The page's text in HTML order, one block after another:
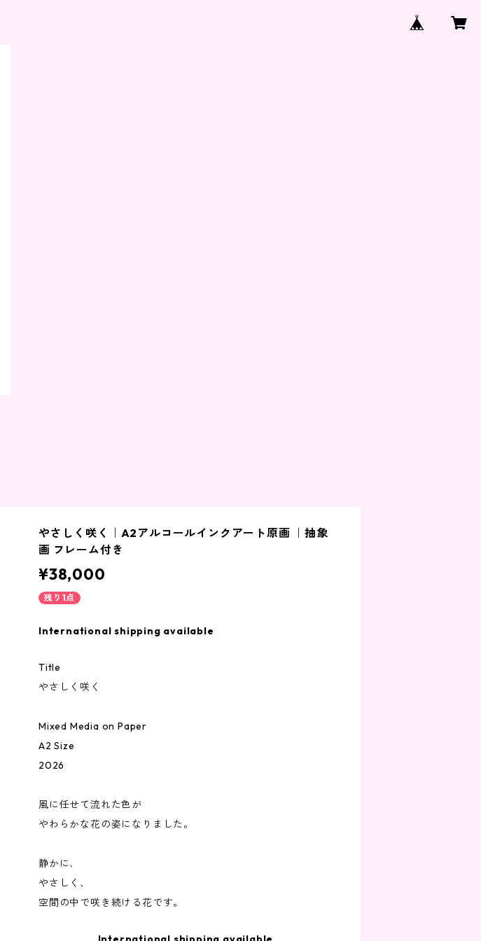
やさしく咲く｜A2アルコールインクアート原画 ｜抽象
画 フレーム付き
¥38,000
残り1点
International shipping available
Title
やさしく咲く
Mixed Media on Paper
A2 Size
2026
風に任せて流れた色が
やわらかな花の姿になりました。
静かに、
やさしく、
空間の中で咲き続ける花です。